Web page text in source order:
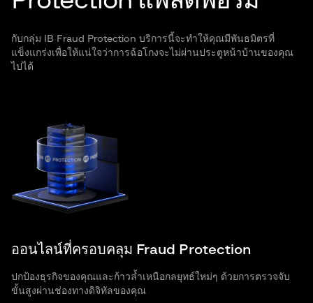
กับกลุ่ม IB Fraud Protection บริการนี้จะทำให้คุณมีพันธมิตรที่
แข็งแกร่งเพื่อให้แน่ใจว่าการฉ้อโกงจะไม่ผ่านประตูหน้าบ้านของคุณ
ไปได้
ออนไลน์ที่ครอบคลุม Fraud Protection
ปกป้องธุรกิจของคุณและก้าวล้ำเหนือกลยุทธ์ใหม่ๆ ด้วยการตรวจจับ
ขั้นสูงผ่านช่องทางดิจิทัลของคุณ